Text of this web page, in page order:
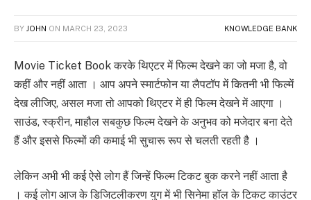
BY JOHN ON MARCH 23, 2023 KNOWLEDGE BANK
Movie Ticket Book करके थिएटर में फिल्म देखने का जो मजा है, वो
कहीं और नहीं आता । आप अपने स्मार्टफोन या लैपटॉप में कितनी भी फिल्में
देख लीजिए, असल मजा तो आपको थिएटर में ही फिल्म देखने में आएगा ।
साउंड, स्क्रीन, माहौल सबकुछ फिल्म देखने के अनुभव को मजेदार बना देते
हैं और इससे फिल्मों की कमाई भी सुचारू रूप से चलती रहती है ।
लेकिन अभी भी कई ऐसे लोग हैं जिन्हें फिल्म टिकट बुक करने नहीं आता है
। कई लोग आज के डिजिटलीकरण युग में भी सिनेमा हॉल के टिकट काउंटर